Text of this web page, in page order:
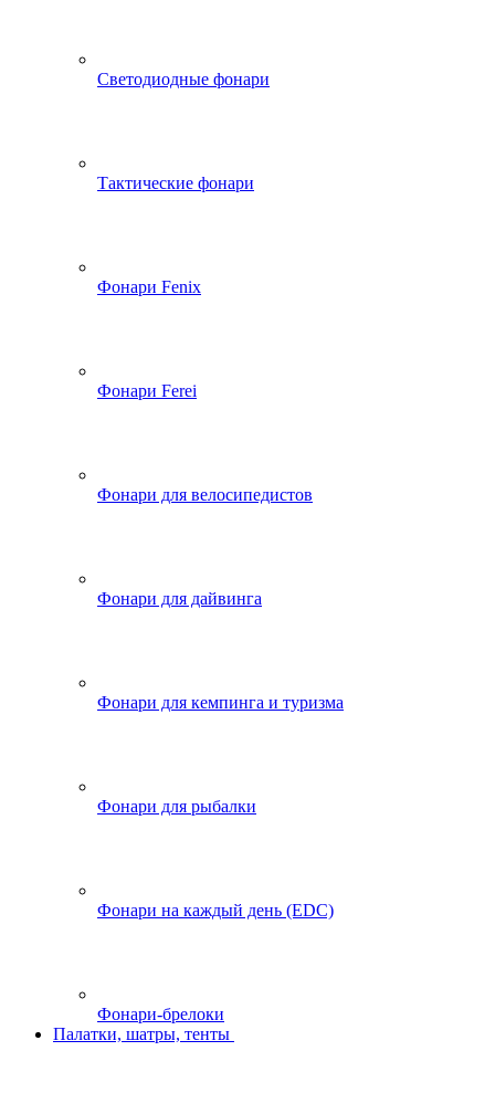
Светодиодные фонари
Тактические фонари
Фонари Fenix
Фонари Ferei
Фонари для велосипедистов
Фонари для дайвинга
Фонари для кемпинга и туризма
Фонари для рыбалки
Фонари на каждый день (EDC)
Фонари-брелоки
Палатки, шатры, тенты